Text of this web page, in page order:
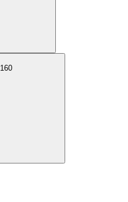
160